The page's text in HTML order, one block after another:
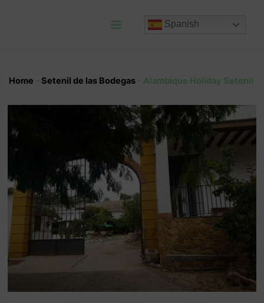
Spanish
Home - Setenil de las Bodegas- Alambique Holiday Setenil